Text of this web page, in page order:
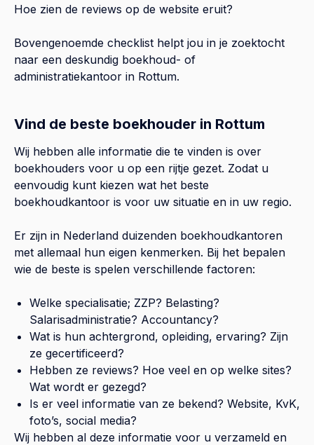
Hoe zien de reviews op de website eruit?
Bovengenoemde checklist helpt jou in je zoektocht
naar een deskundig boekhoud- of
administratiekantoor in Rottum.
Vind de beste boekhouder in Rottum
Wij hebben alle informatie die te vinden is over
boekhouders voor u op een rijtje gezet. Zodat u
eenvoudig kunt kiezen wat het beste
boekhoudkantoor is voor uw situatie en in uw regio.
Er zijn in Nederland duizenden boekhoudkantoren
met allemaal hun eigen kenmerken. Bij het bepalen
wie de beste is spelen verschillende factoren:
Welke specialisatie; ZZP? Belasting?
Salarisadministratie? Accountancy?
Wat is hun achtergrond, opleiding, ervaring? Zijn
ze gecertificeerd?
Hebben ze reviews? Hoe veel en op welke sites?
Wat wordt er gezegd?
Is er veel informatie van ze bekend? Website, KvK,
foto’s, social media?
Wij hebben al deze informatie voor u verzameld en